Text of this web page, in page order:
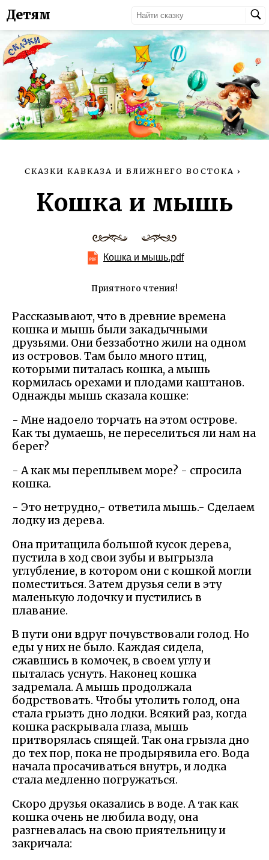
Детям
СКАЗКИ КАВКАЗА И БЛИЖНЕГО ВОСТОКА ›
Кошка и мышь
Кошка и мышь.pdf
Приятного чтения!
Рассказывают, что в древние времена
кошка и мышь были закадычными
друзьями. Они беззаботно жили на одном
из островов. Там было много птиц,
которыми питалась кошка, а мышь
кормилась орехами и плодами каштанов.
Однажды мышь сказала кошке:
- Мне надоело торчать на этом острове.
Как ты думаешь, не переселиться ли нам на
берег?
- А как мы переплывем море? - спросила
кошка.
- Это нетрудно,- ответила мышь.- Сделаем
лодку из дерева.
Она притащила большой кусок дерева,
пустила в ход свои зубы и выгрызла
углубление, в котором они с кошкой могли
поместиться. Затем друзья сели в эту
маленькую лодочку и пустились в
плавание.
В пути они вдруг почувствовали голод. Но
еды у них не было. Каждая сидела,
сжавшись в комочек, в своем углу и
пыталась уснуть. Наконец кошка
задремала. А мышь продолжала
бодрствовать. Чтобы утолить голод, она
стала грызть дно лодки. Всякий раз, когда
кошка раскрывала глаза, мышь
притворялась спящей. Так она грызла дно
до тех пор, пока не продырявила его. Вода
начала просачиваться внутрь, и лодка
стала медленно погружаться.
Скоро друзья оказались в воде. А так как
кошка очень не любила воду, она
разгневалась на свою приятельницу и
закричала: